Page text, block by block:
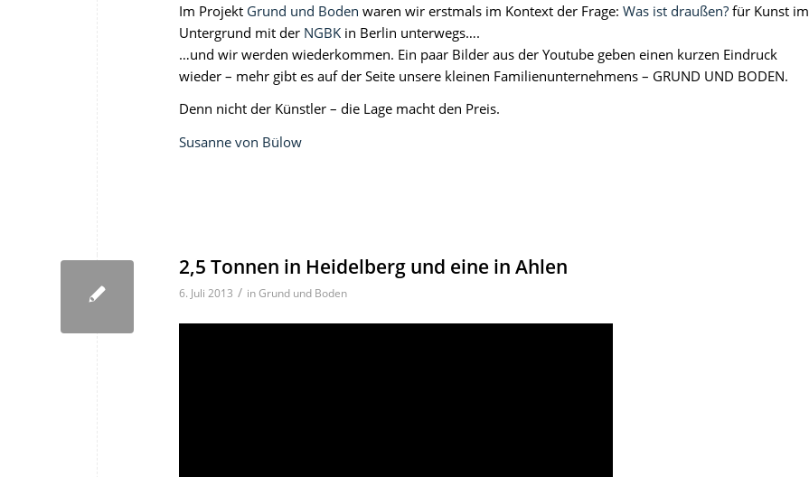
Im Projekt Grund und Boden waren wir erstmals im Kontext der Frage: Was ist draußen? für Kunst im
Untergrund mit der NGBK in Berlin unterwegs….
…und wir werden wiederkommen. Ein paar Bilder aus der Youtube geben einen kurzen Eindruck
wieder – mehr gibt es auf der Seite unsere kleinen Familienunternehmens – GRUND UND BODEN.
Denn nicht der Künstler – die Lage macht den Preis.
Susanne von Bülow
2,5 Tonnen in Heidelberg und eine in Ahlen
6. Juli 2013 / inGrund und Boden